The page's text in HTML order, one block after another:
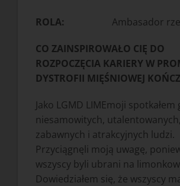
ROLA: Ambasador
CO ZAINSPIROWAŁO CIĘ DO
ROZPOCZĘCIA KARIERY W
DYSTROFII MIĘŚNIOWEJ
Jako LGMD LIMEmoji spotkałem
niesamowitych, utalentowanych,
zabawnych i atrakcyjnych ludzi.
Przyciągnęli moją uwagę,
wszyscy byli ubrani na
Dowiedziałem się, że wszyscy